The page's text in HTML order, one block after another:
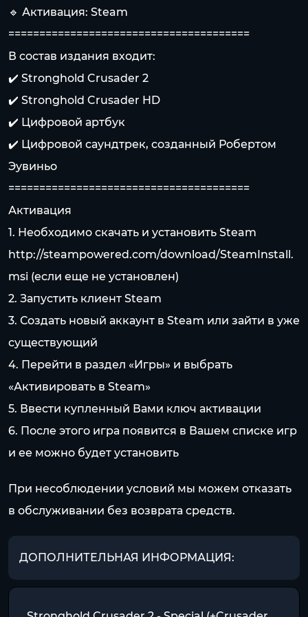
🔹 Активация: Steam
=======================================
В состав издания входит:
✔️ Stronghold Crusader 2
✔️ Stronghold Crusader HD
✔️ Цифровой артбук
✔️ Цифровой саундтрек, созданный Робертом
Эувиньо
=======================================
Активация
1. Необходимо скачать и установить Steam
http://steampowered.com/download/SteamInstall.
msi (если еще не установлен)
2. Запустить клиент Steam
3. Создать новый аккаунт в Steam или зайти в уже
существующий
4. Перейти в раздел «Игры» и выбрать
«Активировать в Steam»
5. Ввести купленный Вами ключ активации
6. После этого игра появится в Вашем списке игр
и ее можно будет установить
При несоблюдении условий мы можем отказать
в обслуживании без возврата средств.
ДОПОЛНИТЕЛЬНАЯ ИНФОРМАЦИЯ: